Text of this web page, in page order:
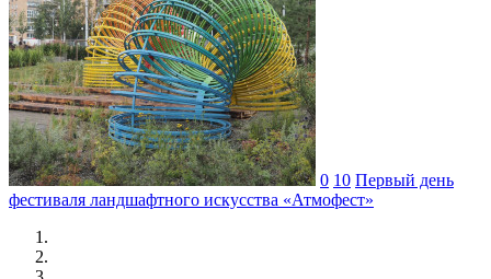
0 10 Первый день
фестиваля ландшафтного искусства «Атмофест»